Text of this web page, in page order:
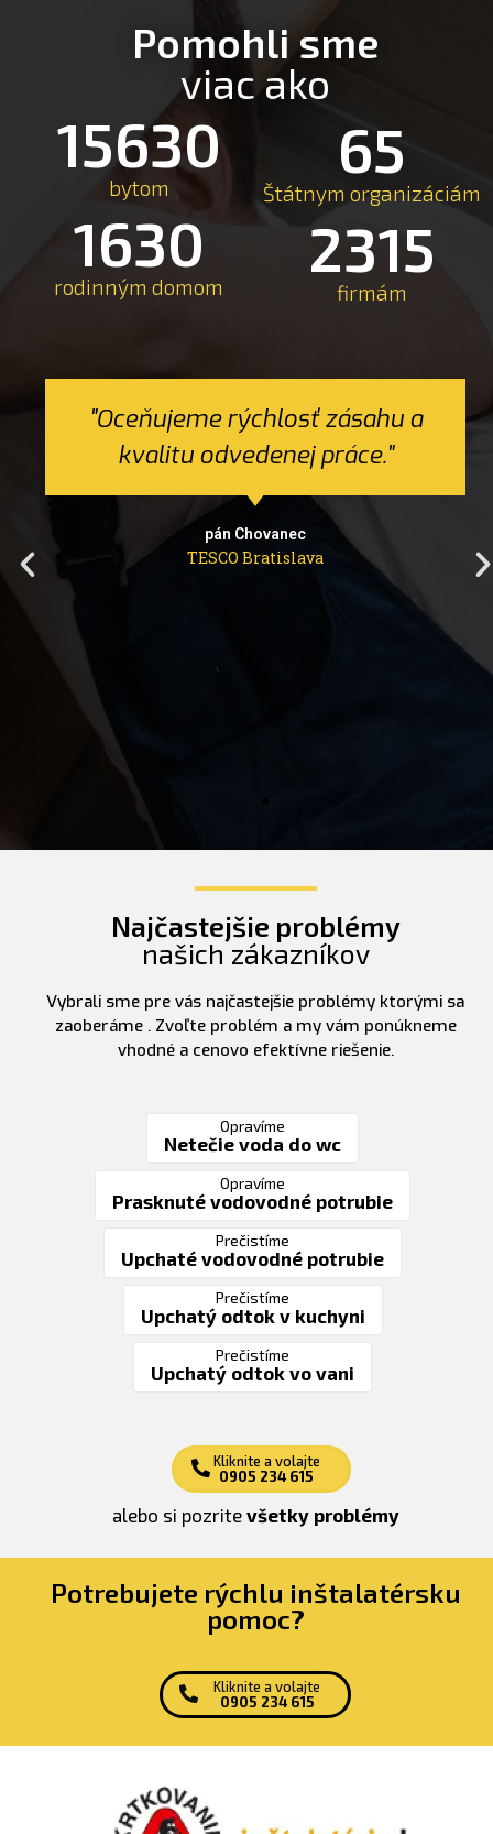
Pomohli sme
viac ako
15630
bytom
65
Štátnym organizáciám
1630
rodinným domom
2315
firmám
"Oceňujeme rýchlosť zásahu a
kvalitu odvedenej práce."
pán Chovanec
TESCO Bratislava
Najčastejšie problémy
našich zákazníkov
Vybrali sme pre vás najčastejšie problémy ktorými sa
zaoberáme . Zvoľte problém a my vám ponúkneme
vhodné a cenovo efektívne riešenie.
Opravíme
Netečie voda do wc
Opravíme
Prasknuté vodovodné potrubie
Prečistíme
Upchaté vodovodné potrubie
Prečistíme
Upchatý odtok v kuchyni
Prečistíme
Upchatý odtok vo vani
Kliknite a volajte
0905 234 615
alebo si pozrite všetky problémy
Potrebujete rýchlu inštalatérsku
pomoc?
Kliknite a volajte
0905 234 615